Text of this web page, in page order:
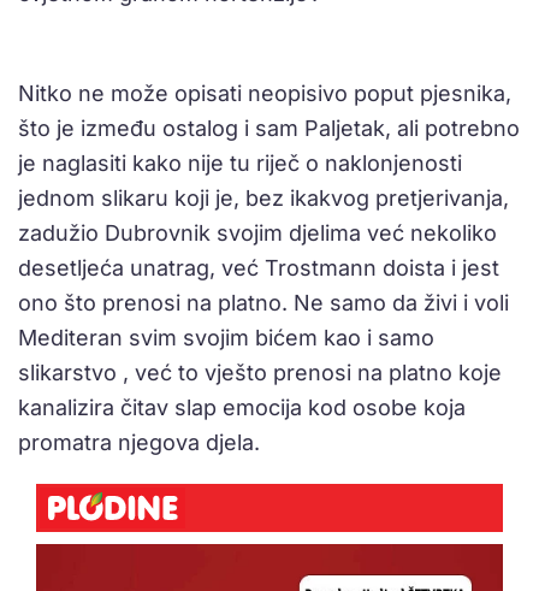
Nitko ne može opisati neopisivo poput pjesnika,
što je između ostalog i sam Paljetak, ali potrebno
je naglasiti kako nije tu riječ o naklonjenosti
jednom slikaru koji je, bez ikakvog pretjerivanja,
zadužio Dubrovnik svojim djelima već nekoliko
desetljeća unatrag, već Trostmann doista i jest
ono što prenosi na platno. Ne samo da živi i voli
Mediteran svim svojim bićem kao i samo
slikarstvo , već to vješto prenosi na platno koje
kanalizira čitav slap emocija kod osobe koja
promatra njegova djela.